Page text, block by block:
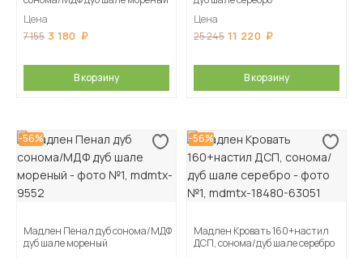
Цена
7 155 3 180
В корзину
Цена
25 245 11 220
В корзину
-56%
Мадлен Пенал дуб сонома/МДФ
дуб шале мореный
-56%
Мадлен Кровать 160+настил
ДСП, сонома/дуб шале серебро